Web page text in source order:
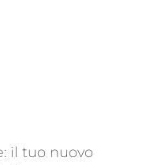
il tuo nuovo